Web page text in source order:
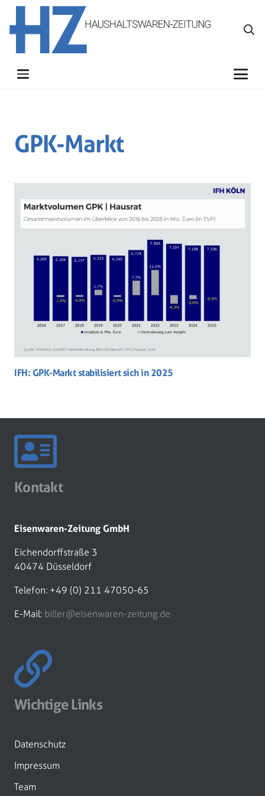
GPK-Markt
IFH: GPK-Markt stabilisiert sich in 2025
Kontakt
Eisenwaren-Zeitung GmbH
Eichendorffstraße 3
40474 Düsseldorf
Telefon: +49 (0) 211 47050-65
E-Mail: biller@eisenwaren-zeitung.de
Wichtige Links
Datenschutz
Impressum
Team